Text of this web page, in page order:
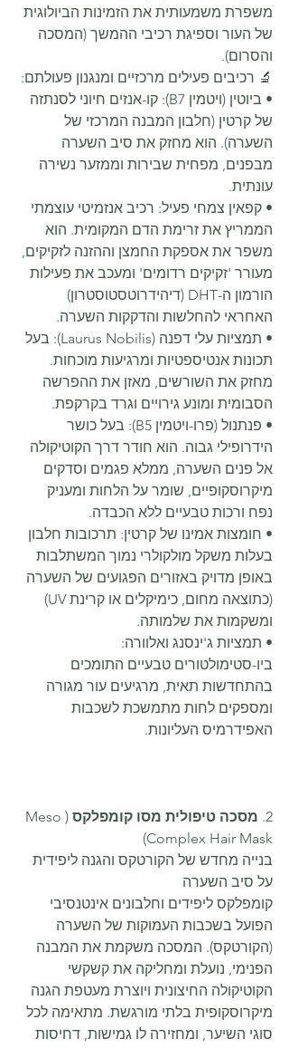
משפרת משמעותית את הזמינות הביולוגית
של העור וספיגת רכיבי ההמשך (המסכה
והסרום).
🔬 רכיבים פעילים מרכזיים ומנגנון פעולתם:
• ביוטין (ויטמין B7): קו-אנזים חיוני לסנתזה
של קרטין (חלבון המבנה המרכזי של
השערה). הוא מחזק את סיב השערה
מבפנים, מפחית שבירות וממזער נשירה
עונתית.
• קפאין צמחי פעיל: רכיב אנזמיטי עוצמתי
הממריץ את זרימת הדם המקומית. הוא
משפר את אספקת החמצן וההזנה לזקיקים,
מעורר 'זקיקים רדומים' ומעכב את פעילות
הורמון ה-DHT (דיהידרוטסטוסטרון)
האחראי להחלשות והדקקות השערה.
• תמציות עלי דפנה (Laurus Nobilis): בעל
תכונות אנטיספטיות ומרגיעות מוכחות.
מחזק את השורשים, מאזן את ההפרשה
הסבומית ומונע גירויים וגרד בקרקפת.
• פנתנול (פרו-ויטמין B5): בעל כושר
הידרופילי גבוה. הוא חודר דרך הקוטיקולה
אל פנים השערה, ממלא פגמים וסדקים
מיקרוסקופיים, שומר על הלחות ומעניק
נפח ורכות טבעיים ללא הכבדה.
• חומצות אמינו של קרטין: תרכובות חלבון
בעלות משקל מולקולרי נמוך המשתלבות
באופן מדויק באזורים הפגועים של השערה
(כתוצאה מחום, כימיקלים או קרינת UV)
ומשקמות את שלמותה.
• תמציות ג'ינסנג ואלוורה:
ביו-סטימולטורים טבעיים התומכים
בהתחדשות תאית, מרגיעים עור מגורה
ומספקים לחות מתמשכת לשכבות
האפידרמיס העליונות.
2. מסכה טיפולית מסו קומפלקס
(Meso
Complex Hair Mask)
בנייה מחדש של הקורטקס והגנה ליפידית
על סיב השערה
קומפלקס ליפידים וחלבונים אינטנסיבי
הפועל בשכבות העמוקות של השערה
(הקורטקס). המסכה משקמת את המבנה
הפנימי, נועלת ומחליקה את קשקשי
הקוטיקולה החיצונית ויוצרת מעטפת הגנה
מיקרוסקופית בלתי מורגשת. מתאימה לכל
סוגי השיער, ומחזירה לו גמישות, דחיסות